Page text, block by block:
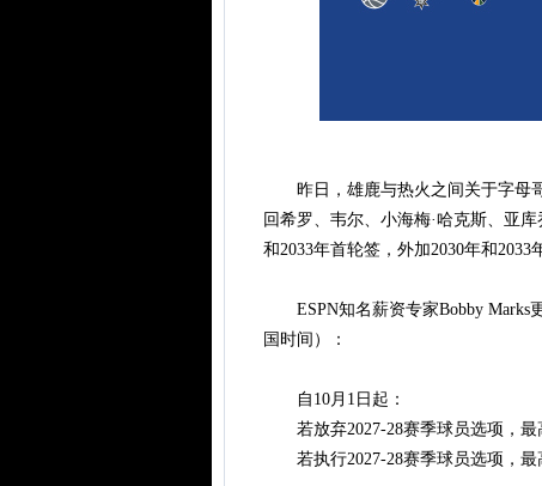
昨日，雄鹿与热火之间关于字母哥
回希罗、韦尔、小海梅·哈克斯、亚
和2033年首轮签，外加2030年和2033
ESPN知名薪资专家Bobby Marks
国时间）：
自10月1日起：
若放弃2027-28赛季球员选项，最
若执行2027-28赛季球员选项，最